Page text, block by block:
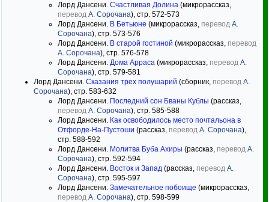
Лорд Дансени. Счастливая Долина (микрорассказ,
перевод А. Сорочана), стр. 572-573
Лорд Дансени. В Бетьюне (микрорассказ, перевод А.
Сорочана), стр. 573-576
Лорд Дансени. В старой гостиной (микрорассказ, перевод
А. Сорочана), стр. 576-578
Лорд Дансени. Дома Арраса (микрорассказ, перевод А.
Сорочана), стр. 579-581
Лорд Дансени. Сказания трех полушарий (сборник, перевод А.
Сорочана), стр. 583-632
Лорд Дансени. Последний сон Бваны Кублы (рассказ,
перевод А. Сорочана), стр. 585-588
Лорд Дансени. Как освободилось место почтальона в
Отфорде-На-Пустоши (рассказ, перевод А. Сорочана),
стр. 588-592
Лорд Дансени. Молитва Буба Ахиры (рассказ, перевод А.
Сорочана), стр. 592-594
Лорд Дансени. Восток и Запад (рассказ, перевод А.
Сорочана), стр. 595-597
Лорд Дансени. Замечательное побоище (микрорассказ,
перевод А. Сорочана), стр. 598-599